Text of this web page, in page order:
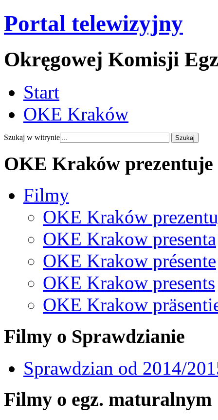
Portal telewizyjny
Okręgowej Komisji
Start
OKE Kraków
Szukaj w witrynie
OKE Kraków prezentuje
Filmy
OKE Kraków
OKE Krakow presenta
OKE Krakow présente
OKE Krakow presents
OKE Krakow
Filmy o Sprawdzianie
Sprawdzian od 2014/
Filmy o egz. maturalnym